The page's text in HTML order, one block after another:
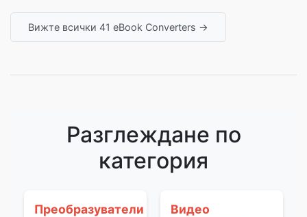
Вижте всички 41 eBook Converters →
Разглеждане по
категория
Преобразуватели
Видео